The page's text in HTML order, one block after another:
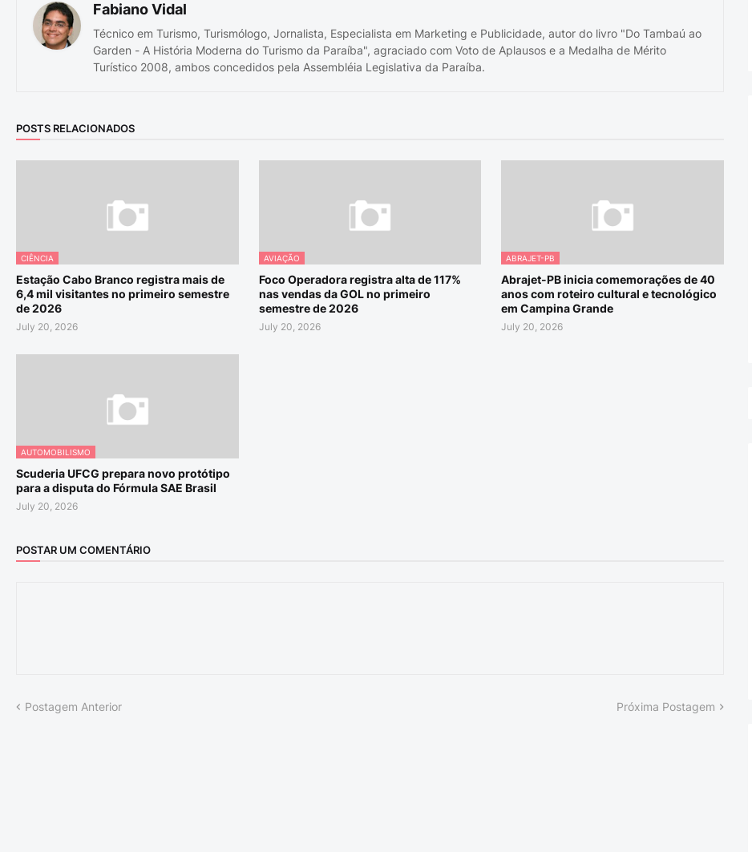
Fabiano Vidal
Técnico em Turismo, Turismólogo, Jornalista, Especialista em Marketing e Publicidade, autor do livro "Do Tambaú ao
Garden - A História Moderna do Turismo da Paraíba", agraciado com Voto de Aplausos e a Medalha de Mérito
Turístico 2008, ambos concedidos pela Assembléia Legislativa da Paraíba.
POSTS RELACIONADOS
CIÊNCIA
Estação Cabo Branco registra mais de
6,4 mil visitantes no primeiro semestre
de 2026
July 20, 2026
AVIAÇÃO
Foco Operadora registra alta de 117%
nas vendas da GOL no primeiro
semestre de 2026
July 20, 2026
ABRAJET-PB
Abrajet-PB inicia comemorações de 40
anos com roteiro cultural e tecnológico
em Campina Grande
July 20, 2026
AUTOMOBILISMO
Scuderia UFCG prepara novo protótipo
para a disputa do Fórmula SAE Brasil
July 20, 2026
POSTAR UM COMENTÁRIO
Postagem Anterior Próxima Postagem